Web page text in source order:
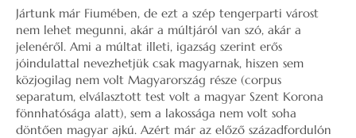
Jártunk már Fiumében, de ezt a szép tengerparti várost
nem lehet megunni, akár a múltjáról van szó, akár a
jelenéről. Ami a múltat illeti, igazság szerint erős
jóindulattal nevezhetjük csak magyarnak, hiszen sem
közjogilag nem volt Magyarország része (corpus
separatum, elválasztott test volt a magyar Szent Korona
fönnhatósága alatt), sem a lakossága nem volt soha
döntően magyar ajkú. Azért már az előző századfordulón